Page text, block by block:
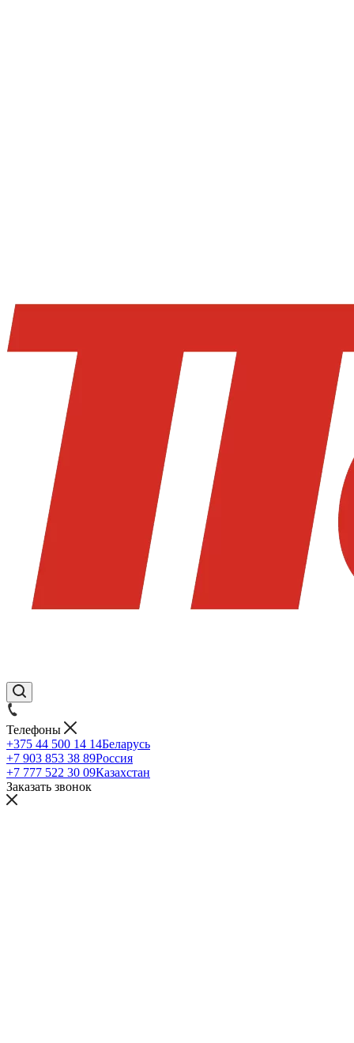
Телефоны
+375 44 500 14 14Беларусь
+7 903 853 38 89Россия
+7 777 522 30 09Казахстан
Заказать звонок